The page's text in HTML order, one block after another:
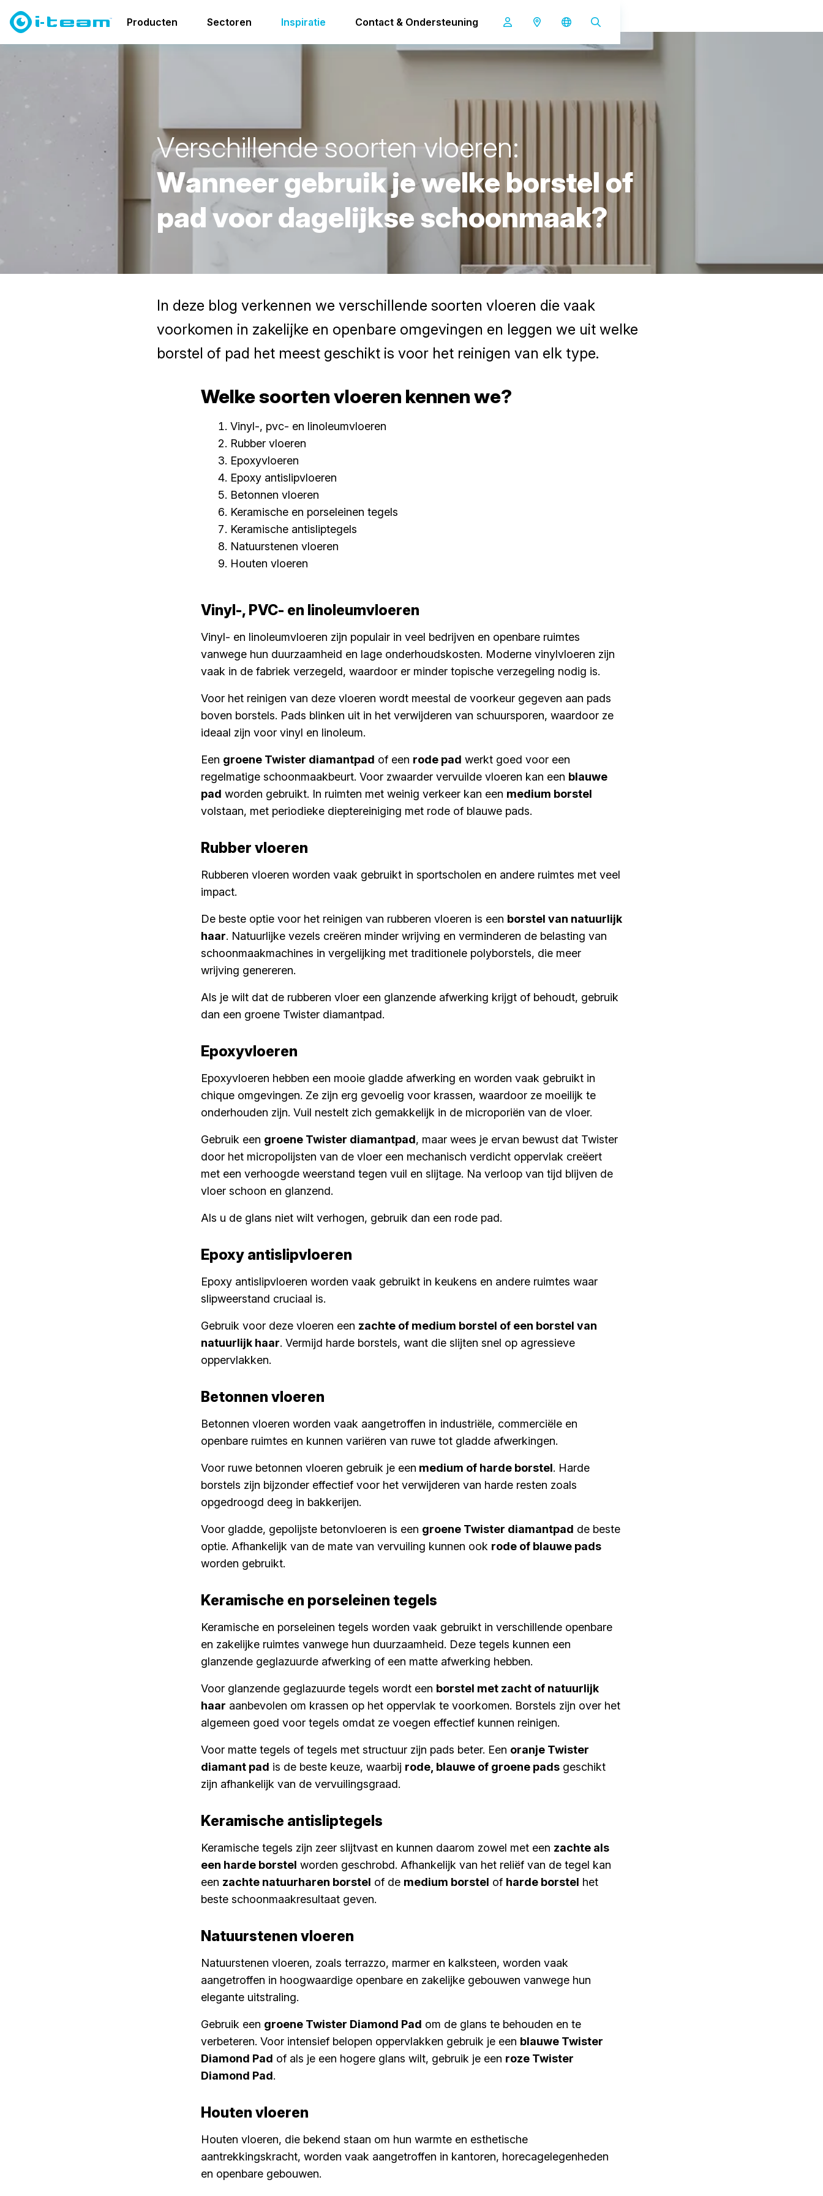
Producten Sectoren Inspiratie Contact & Ondersteuning
Verschillende soorten vloeren
Verschillendesoortenvloeren:
Wanneergebruikjewelke borstel of
padvoordagelijkseschoonmaak?
In deze blog verkennen we verschillende soorten vloeren die vaak
voorkomen in zakelijke en openbare omgevingen en leggen we uit welke
borstel of pad het meest geschikt is voor het reinigen van elk type.
Welke soorten vloeren kennen we?
Vinyl-, pvc- en linoleumvloeren
Rubber vloeren
Epoxyvloeren
Epoxy antislipvloeren
Betonnen vloeren
Keramische en porseleinen tegels
Keramische antisliptegels
Natuurstenen vloeren
Houten vloeren
Vinyl-, PVC- en linoleumvloeren
Vinyl- en linoleumvloeren zijn populair in veel bedrijven en openbare ruimtes
vanwege hun duurzaamheid en lage onderhoudskosten. Moderne vinylvloeren zijn
vaak in de fabriek verzegeld, waardoor er minder topische verzegeling nodig is.
Voor het reinigen van deze vloeren wordt meestal de voorkeur gegeven aan pads
boven borstels. Pads blinken uit in het verwijderen van schuursporen, waardoor ze
ideaal zijn voor vinyl en linoleum.
Een groene Twister diamantpad of een rode pad werkt goed voor een
regelmatige schoonmaakbeurt. Voor zwaarder vervuilde vloeren kan een blauwe
pad worden gebruikt. In ruimten met weinig verkeer kan een medium borstel
volstaan, met periodieke dieptereiniging met rode of blauwe pads.
Rubber vloeren
Rubberen vloeren worden vaak gebruikt in sportscholen en andere ruimtes met veel
impact.
De beste optie voor het reinigen van rubberen vloeren is een borstel van natuurlijk
haar. Natuurlijke vezels creëren minder wrijving en verminderen de belasting van
schoonmaakmachines in vergelijking met traditionele polyborstels, die meer
wrijving genereren.
Als je wilt dat de rubberen vloer een glanzende afwerking krijgt of behoudt, gebruik
dan een groene Twister diamantpad.
Epoxyvloeren
Epoxyvloeren hebben een mooie gladde afwerking en worden vaak gebruikt in
chique omgevingen. Ze zijn erg gevoelig voor krassen, waardoor ze moeilijk te
onderhouden zijn. Vuil nestelt zich gemakkelijk in de microporiën van de vloer.
Gebruik een groene Twister diamantpad, maar wees je ervan bewust dat Twister
door het micropolijsten van de vloer een mechanisch verdicht oppervlak creëert
met een verhoogde weerstand tegen vuil en slijtage. Na verloop van tijd blijven de
vloer schoon en glanzend.
Als u de glans niet wilt verhogen, gebruik dan een rode pad.
Epoxy antislipvloeren
Epoxy antislipvloeren worden vaak gebruikt in keukens en andere ruimtes waar
slipweerstand cruciaal is.
Gebruik voor deze vloeren een zachte of medium borstel of een borstel van
natuurlijk haar. Vermijd harde borstels, want die slijten snel op agressieve
oppervlakken.
Betonnen vloeren
Betonnen vloeren worden vaak aangetroffen in industriële, commerciële en
openbare ruimtes en kunnen variëren van ruwe tot gladde afwerkingen.
Voor ruwe betonnen vloeren gebruik je een medium of harde borstel. Harde
borstels zijn bijzonder effectief voor het verwijderen van harde resten zoals
opgedroogd deeg in bakkerijen.
Voor gladde, gepolijste betonvloeren is een groene Twister diamantpad de beste
optie. Afhankelijk van de mate van vervuiling kunnen ook rode of blauwe pads
worden gebruikt.
Keramische en porseleinen tegels
Keramische en porseleinen tegels worden vaak gebruikt in verschillende openbare
en zakelijke ruimtes vanwege hun duurzaamheid. Deze tegels kunnen een
glanzende geglazuurde afwerking of een matte afwerking hebben.
Voor glanzende geglazuurde tegels wordt een borstel met zacht of natuurlijk
haar aanbevolen om krassen op het oppervlak te voorkomen. Borstels zijn over het
algemeen goed voor tegels omdat ze voegen effectief kunnen reinigen.
Voor matte tegels of tegels met structuur zijn pads beter. Een oranje Twister
diamant pad is de beste keuze, waarbij rode, blauwe of groene pads geschikt
zijn afhankelijk van de vervuilingsgraad.
Keramische antisliptegels
Keramische tegels zijn zeer slijtvast en kunnen daarom zowel met een zachte als
een harde borstel worden geschrobd. Afhankelijk van het reliëf van de tegel kan
een zachte natuurharen borstel of de medium borstel of harde borstel het
beste schoonmaakresultaat geven.
Natuurstenen vloeren
Natuurstenen vloeren, zoals terrazzo, marmer en kalksteen, worden vaak
aangetroffen in hoogwaardige openbare en zakelijke gebouwen vanwege hun
elegante uitstraling.
Gebruik een groene Twister Diamond Pad om de glans te behouden en te
verbeteren. Voor intensief belopen oppervlakken gebruik je een blauwe Twister
Diamond Pad of als je een hogere glans wilt, gebruik je een roze Twister
Diamond Pad.
Houten vloeren
Houten vloeren, die bekend staan om hun warmte en esthetische
aantrekkingskracht, worden vaak aangetroffen in kantoren, horecagelegenheden
en openbare gebouwen.